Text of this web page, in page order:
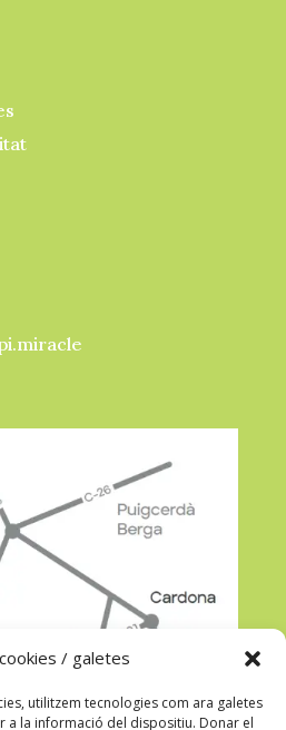
/ galetes
utilitzem tecnologies com ara galetes
a la informació del dispositiu. Donar el